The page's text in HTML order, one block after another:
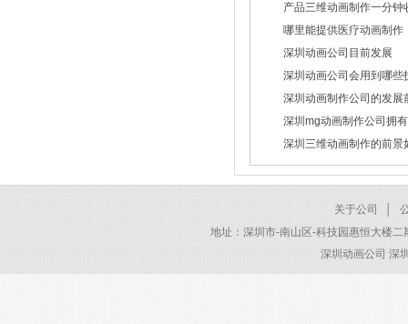
2026/03/20
产品三维动画制作一分钟
2026/03/18
哪里能提供医疗动画制作
2026/03/10
深圳动画公司目前发展
2026/03/06
深圳动画公司会用到哪些
2026/03/04
深圳动画制作公司的发展
2026/02/02
深圳mg动画制作公司拥
高素质设计师
2024/01/31
深圳三维动画制作的前景
2024/01/31
关于公司
地址：深圳市-南山区-科技园惠恒大楼
深圳动画公司 深